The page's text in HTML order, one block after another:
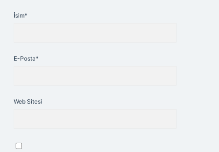
İsim*
E-Posta*
Web Sitesi